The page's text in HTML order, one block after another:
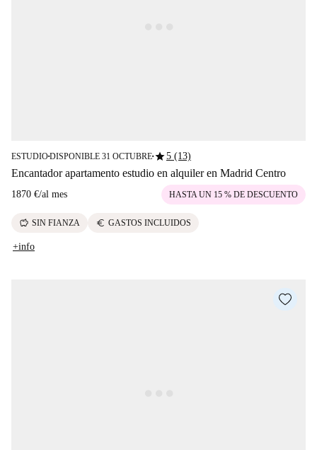
ESTUDIO■DISPONIBLE 31 OCTUBRE■star5 (13)
Encantador apartamento estudio en alquiler en Madrid Centro
1870 €/al mes HASTA UN 15 % DE DESCUENTO
savings SIN FIANZA euro GASTOS INCLUIDOS
+info